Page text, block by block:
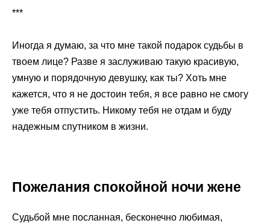
***
Иногда я думаю, за что мне такой подарок судьбы в
твоем лице? Разве я заслуживаю такую красивую,
умную и порядочную девушку, как ты? Хоть мне
кажется, что я не достоин тебя, я все равно не смогу
уже тебя отпустить. Никому тебя не отдам и буду
надежным спутником в жизни.
Пожелания спокойной ночи жене
Судьбой мне посланная, бесконечно любимая,